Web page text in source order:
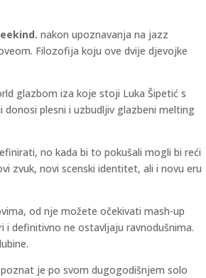
nakon upoznavanja na jazz
Filozofija koju ove dvije djevojke
glazbom iza koje stoji Luka Šipetić s
plesni i uzbudljiv glazbeni melting
no kada bi to pokušali mogli bi reći
zvuk, novi scenski identitet, ali i novu eru
od nje možete očekivati mash-up
i definitivno ne ostavljaju ravnodušnima.
je po svom dugogodišnjem solo